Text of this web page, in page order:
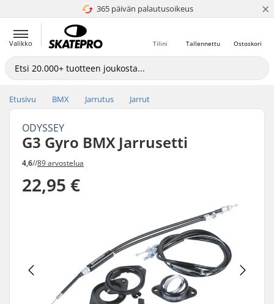
365 päivän palautusoikeus
4.8 / 5 ×
Valikko Ostoskori
Tallennettu
Tilini
Etusivu BMX Jarrutus Jarrut
ODYSSEY
G3 Gyro BMX Jarrusetti
4,6//89 arvostelua
22,95 €